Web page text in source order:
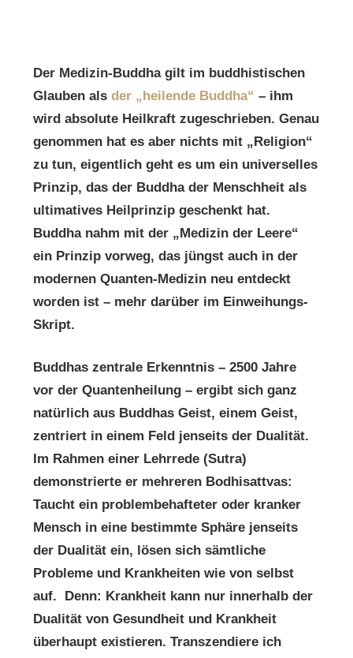
Der Medizin-Buddha gilt im buddhistischen
Glauben als der „heilende Buddha“ – ihm
wird absolute Heilkraft zugeschrieben. Genau
genommen hat es aber nichts mit „Religion“
zu tun, eigentlich geht es um ein universelles
Prinzip, das der Buddha der Menschheit als
ultimatives Heilprinzip geschenkt hat.
Buddha nahm mit der „Medizin der Leere“
ein Prinzip vorweg, das jüngst auch in der
modernen Quanten-Medizin neu entdeckt
worden ist – mehr darüber im Einweihungs-
Skript.
Buddhas zentrale Erkenntnis – 2500 Jahre
vor der Quantenheilung – ergibt sich ganz
natürlich aus Buddhas Geist, einem Geist,
zentriert in einem Feld jenseits der Dualität.
Im Rahmen einer Lehrrede (Sutra)
demonstrierte er mehreren Bodhisattvas:
Taucht ein problembehafteter oder kranker
Mensch in eine bestimmte Sphäre jenseits
der Dualität ein, lösen sich sämtliche
Probleme und Krankheiten wie von selbst
auf. Denn: Krankheit kann nur innerhalb der
Dualität von Gesundheit und Krankheit
überhaupt existieren. Transzendiere ich